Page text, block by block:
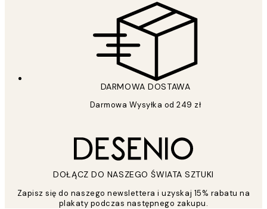
DARMOWA DOSTAWA
Darmowa Wysyłka od 249 zł
DOŁĄCZ DO NASZEGO ŚWIATA SZTUKI
Zapisz się do naszego newslettera i uzyskaj 15% rabatu na
plakaty podczas następnego zakupu.